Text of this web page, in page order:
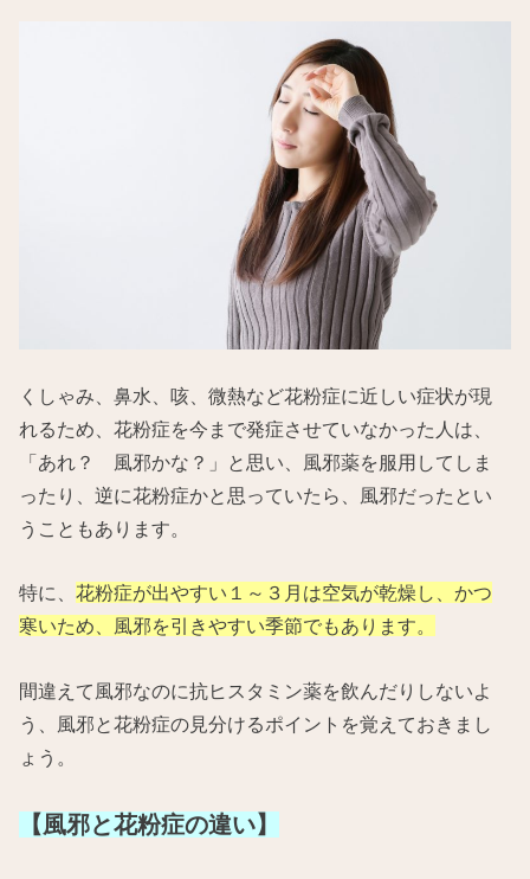
くしゃみ、鼻水、咳、微熱など花粉症に近しい症状が現
れるため、花粉症を今まで発症させていなかった人は、
「あれ？ 風邪かな？」と思い、風邪薬を服用してしま
ったり、逆に花粉症かと思っていたら、風邪だったとい
うこともあります。
特に、花粉症が出やすい１～３月は空気が乾燥し、かつ
寒いため、風邪を引きやすい季節でもあります。
間違えて風邪なのに抗ヒスタミン薬を飲んだりしないよ
う、風邪と花粉症の見分けるポイントを覚えておきまし
ょう。
【風邪と花粉症の違い】